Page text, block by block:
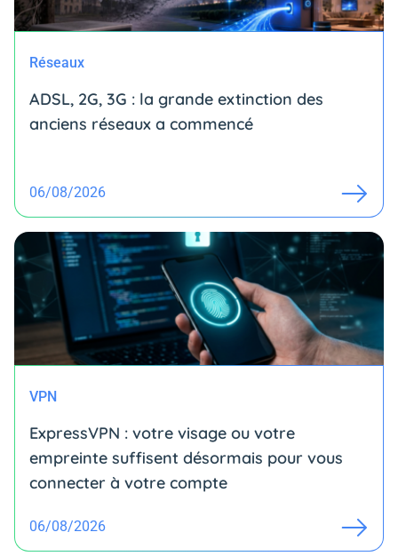
Réseaux
ADSL, 2G, 3G : la grande extinction des
anciens réseaux a commencé
06/08/2026
VPN
ExpressVPN : votre visage ou votre
empreinte suffisent désormais pour vous
connecter à votre compte
06/08/2026